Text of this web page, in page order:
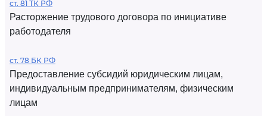
ст. 81 ТК РФ
Расторжение трудового договора по инициативе
работодателя
ст. 78 БК РФ
Предоставление субсидий юридическим лицам,
индивидуальным предпринимателям, физическим
лицам